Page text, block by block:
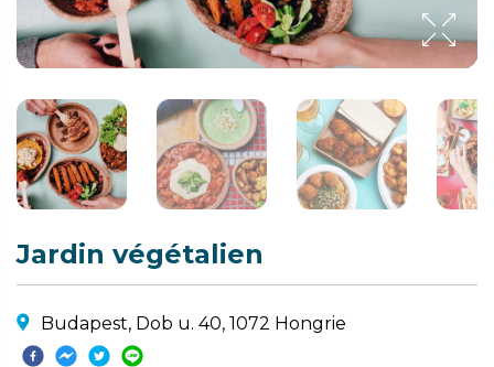
Jardin végétalien
Budapest, Dob u. 40, 1072 Hongrie